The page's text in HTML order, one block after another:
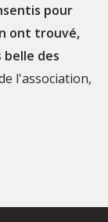
pour
ont trouvé,
belle des
l'association,